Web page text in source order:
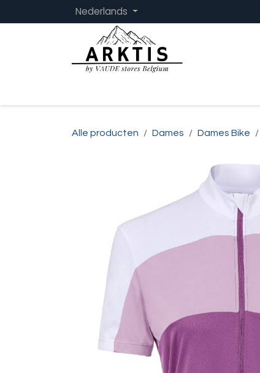
Overslaan naar inhoud
Nederlands
Alle producten Dames Dames Bike